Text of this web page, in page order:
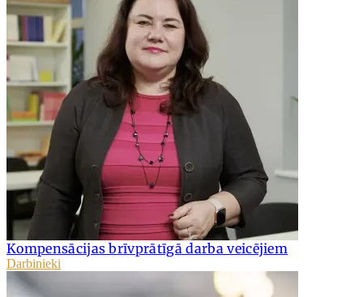
Kompensācijas brīvprātīgā darba veicējiem
Darbinieki